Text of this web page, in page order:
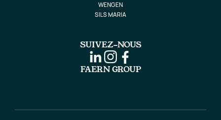
WENGEN
SILS MARIA
SUIVEZ-NOUS
FAERN GROUP